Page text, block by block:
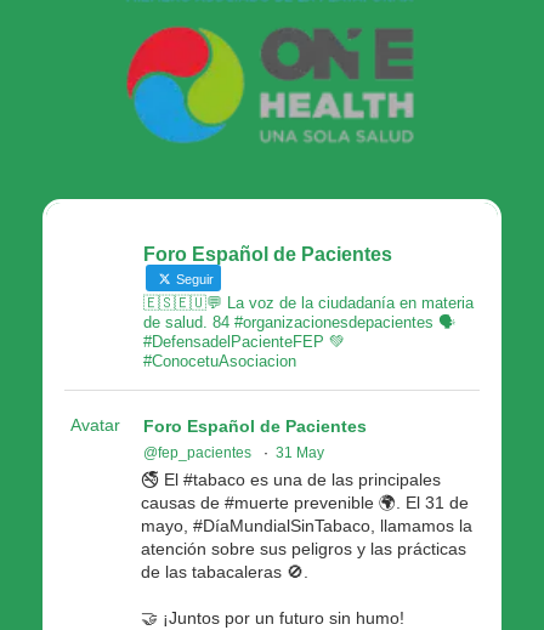
Foro Español de Pacientes
Seguir
🇪🇸🇪🇺💬 La voz de la ciudadanía en materia
de salud. 84 #organizacionesdepacientes 🗣
#DefensadelPacienteFEP 💚
#ConocetuAsociacion
Avatar Foro Español de Pacientes
@fep_pacientes · 31 May
🚭 El #tabaco es una de las principales
causas de #muerte prevenible 🌍. El 31 de
mayo, #DíaMundialSinTabaco, llamamos la
atención sobre sus peligros y las prácticas
de las tabacaleras 🚫.
🤝 ¡Juntos por un futuro sin humo!